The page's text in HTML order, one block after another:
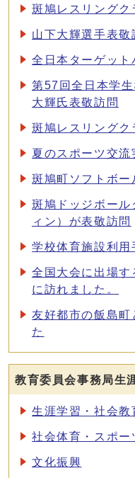
斑鳩レスリングク
山下大輝選手表敬
全日本ターゲッ
第57回全日本学
大輝氏表敬訪問
斑鳩レスリングク
夏のスポーツ交流
斑鳩町ソフトボー
斑鳩ドッジボー
ィン）が表敬訪問
学校体育施設利用
全国大会に出場す
に訪れました。
友好都市の飯島町
た
教育委員会事務局生
生涯学習・社会教
社会体育・スポー
文化振興